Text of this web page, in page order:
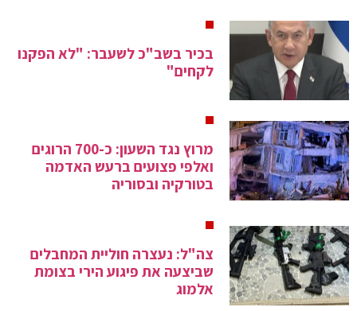
בכיר בשב"כ לשעבר: "לא הפקנו
לקחים"
מרוץ נגד השעון: כ-700 הרוגים
ואלפי פצועים ברעש האדמה
בטורקיה ובסוריה
צה"ל: נעצרה חוליית המחבלים
שביצעה את פיגוע הירי בצומת
אלמוג